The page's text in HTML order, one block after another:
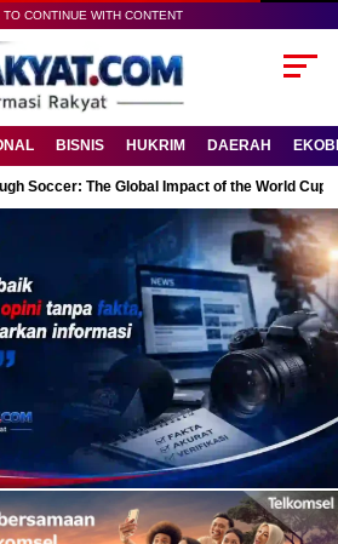
CONTINUE WITH CONTENT
BISNIS HUKRIM DAERAH
Soccer: The Global Impact of the World Cup